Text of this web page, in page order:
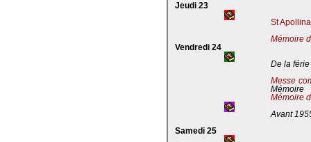
Jeudi 23
St
Mémoire
Vendredi 24
De la férie
Messe
Mémoire
Mémoire
Avant
Samedi 25